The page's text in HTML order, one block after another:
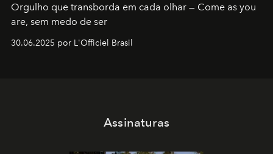
Orgulho que transborda em cada olhar — Come as you
are, sem medo de ser
30.06.2025 por L'Officiel Brasil
Assinaturas